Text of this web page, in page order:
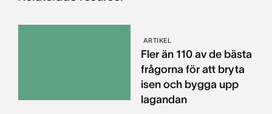
ARTIKEL
Fler än 110 av de bästa
frågorna för att bryta
isen och bygga upp
lagandan